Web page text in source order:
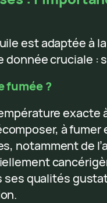
est adaptée à
donnée cruciale :
fumée ?
exacte
à fumer
notamment de
ses qualités